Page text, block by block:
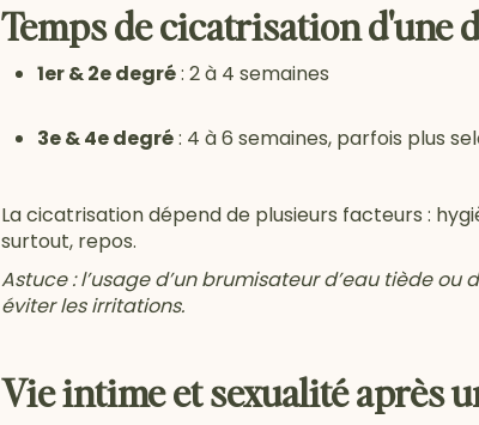
Temps de cicatrisation d'une
1er & 2e degré: 2 à 4 semaines
3e & 4e degré: 4 à 6 semaines, parfois plus
La cicatrisation dépend de plusieurs facteurs :
surtout, repos.
Astuce : l’usage d’un brumisateur d’eau tiède
éviter les irritations.
Vie intime et sexualité après